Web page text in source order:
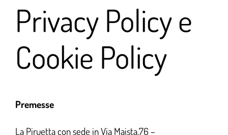
Privacy Policy e
Cookie Policy
Premesse
La Piruetta con sede in Via Maista,76 –